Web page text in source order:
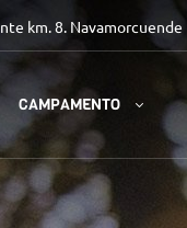
km. 8. Navamorcuende
CAMPAMENTO